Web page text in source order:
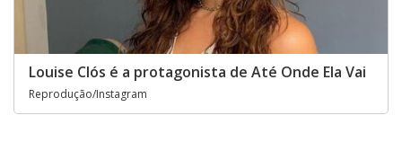
Louise Clós é a protagonista de Até Onde Ela Vai
Reprodução/Instagram